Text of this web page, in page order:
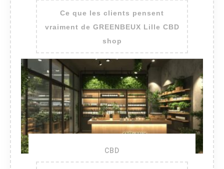
Ce que les clients pensent
vraiment de GREENBEUX Lille CBD
shop
CBD